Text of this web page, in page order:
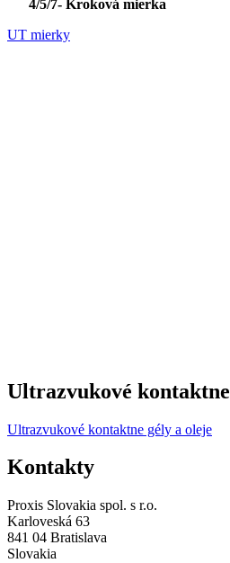
4/5/7- Kroková mierka
UT mierky
Ultrazvukové
Ultrazvukové kontaktne gély a oleje
Kontakty
Proxis Slovakia spol. s
Karloveská
841 04
Slovakia